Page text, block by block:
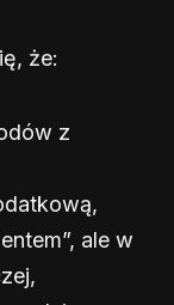
że:
z
ale w